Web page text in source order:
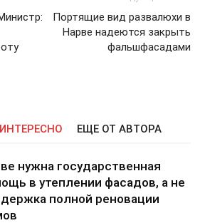
Портящие вид развалюхи в
Нарве надеются закрыть
фальшфасадами
ЕЩЕ ОТ АВТОРА
нужна государственная
в утеплении фасадов, а не
полной реновации